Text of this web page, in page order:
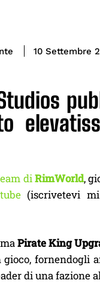
10 Settembre
diRimWorld,
(iscrivetevi
Pirate King
fornendogli
di una fazione